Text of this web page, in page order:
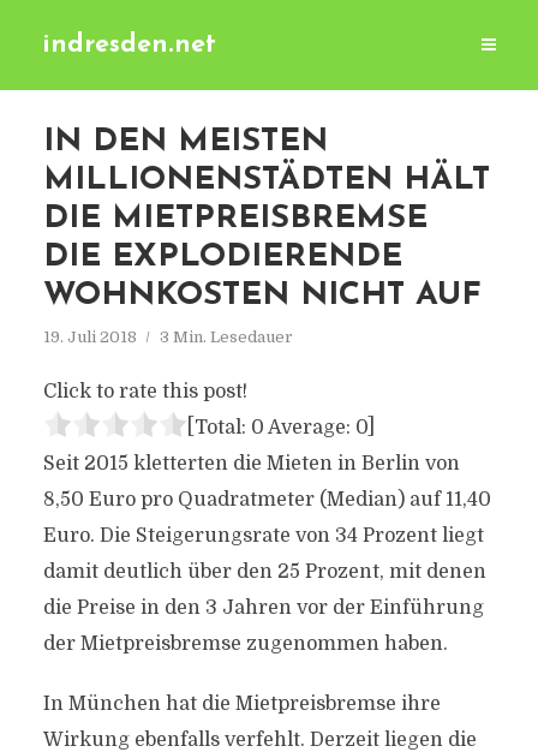
indresden.net
IN DEN MEISTEN
MILLIONENSTÄDTEN HÄLT
DIE MIETPREISBREMSE
DIE EXPLODIERENDE
WOHNKOSTEN NICHT AUF
19. Juli 2018 3 Min. Lesedauer
Click to rate this post!
[Total: 0 Average: 0]
Seit 2015 kletterten die Mieten in Berlin von
8,50 Euro pro Quadratmeter (Median) auf 11,40
Euro. Die Steigerungsrate von 34 Prozent liegt
damit deutlich über den 25 Prozent, mit denen
die Preise in den 3 Jahren vor der Einführung
der Mietpreisbremse zugenommen haben.
In München hat die Mietpreisbremse ihre
Wirkung ebenfalls verfehlt. Derzeit liegen die